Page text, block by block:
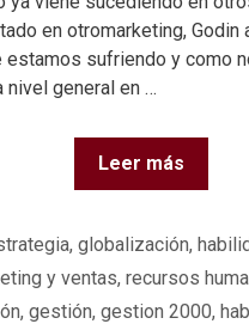
en otromarketing, Godin
estamos sufriendo y como
nivel general en …
Leer más
, globalización,
y ventas, recursos
, gestión, gestion 2000,